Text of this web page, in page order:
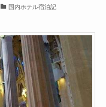
国内ホテル宿泊記